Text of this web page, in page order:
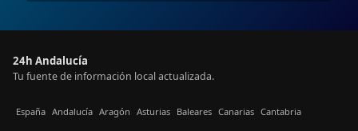
24h Andalucía
Tu fuente de información local actualizada.
España Andalucía Aragón Asturias Baleares Canarias Cantabria